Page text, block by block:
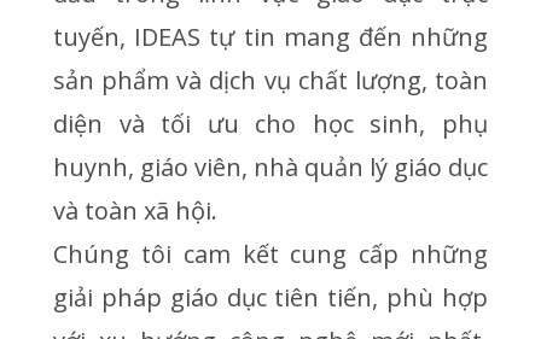
tuyến, IDEAS tự tin mang đến những
sản phẩm và dịch vụ chất lượng, toàn
diện và tối ưu cho học sinh, phụ
huynh, giáo viên, nhà quản lý giáo dục
và toàn xã hội.
Chúng tôi cam kết cung cấp những
giải pháp giáo dục tiên tiến, phù hợp